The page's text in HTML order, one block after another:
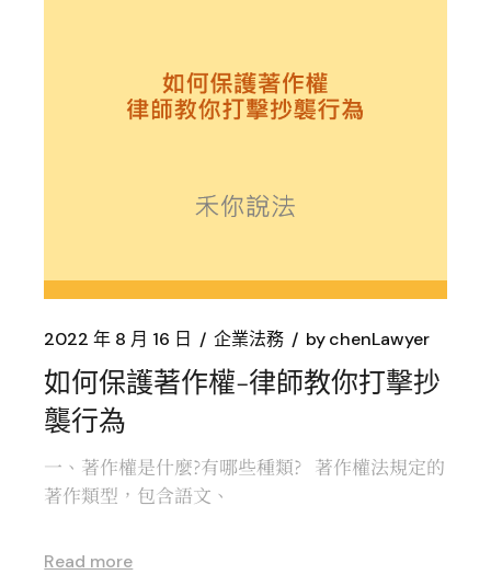
2022 年 8 月 16 日 企業法務 bychenLawyer
如何保護著作權-律師教你打擊抄
襲行為
一、著作權是什麼?有哪些種類? 著作權法規定的
著作類型，包含語文、
Read more